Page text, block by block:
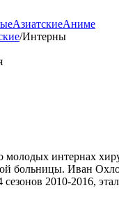
АзиатскиеАниме
/Интерны
интернах
больницы. Иван
сезонов 2010-2016,